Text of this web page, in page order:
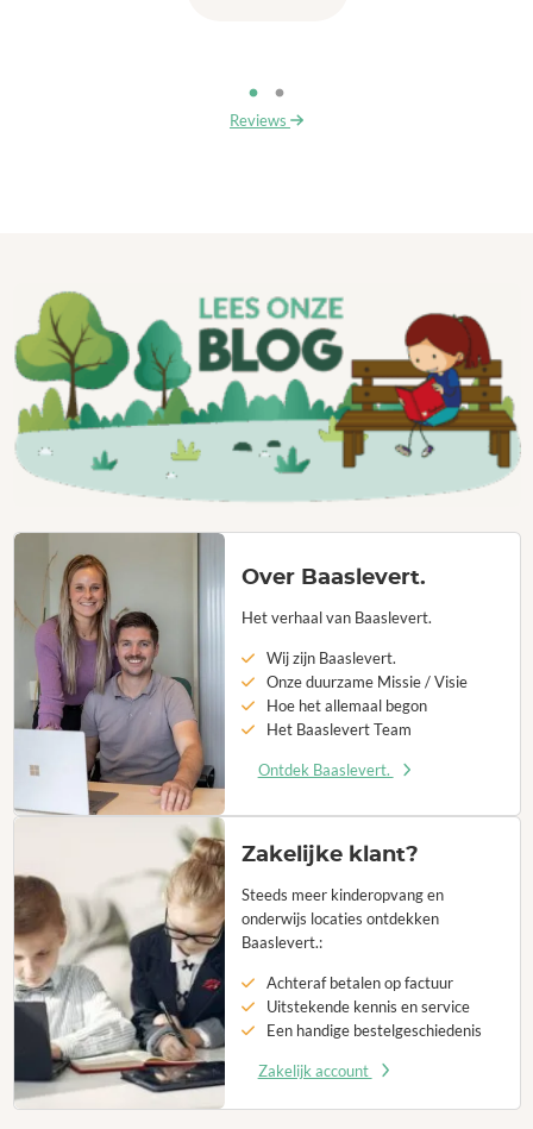
Reviews
Over Baaslevert.
Het verhaal van Baaslevert.
Wij zijn Baaslevert.
Onze duurzame Missie / Visie
Hoe het allemaal begon
Het Baaslevert Team
Ontdek Baaslevert.
Zakelijke klant?
Steeds meer kinderopvang en
onderwijs locaties ontdekken
Baaslevert.:
Achteraf betalen op factuur
Uitstekende kennis en service
Een handige bestelgeschiedenis
Zakelijk account